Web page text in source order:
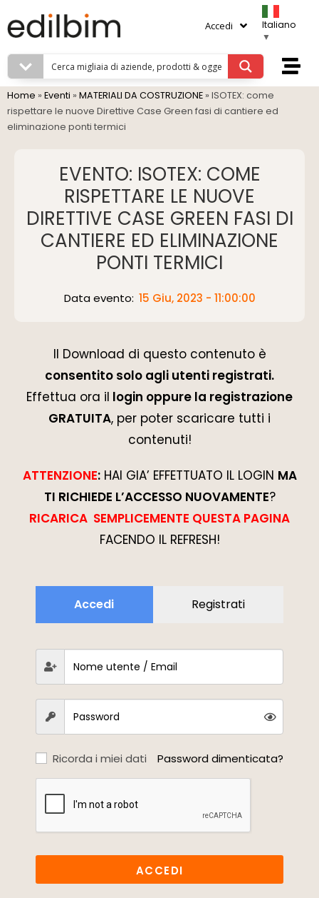
Accedi
Italiano
▼
Home » Eventi » MATERIALI DA COSTRUZIONE » ISOTEX: come
rispettare le nuove Direttive Case Green fasi di cantiere ed
eliminazione ponti termici
EVENTO: ISOTEX: COME
RISPETTARE LE NUOVE
DIRETTIVE CASE GREEN FASI DI
CANTIERE ED ELIMINAZIONE
PONTI TERMICI
Data evento: 15 Giu, 2023 - 11:00:00
Il Download di questo contenuto è
consentito solo agli utenti registrati.
Effettua ora il login oppure la registrazione
GRATUITA, per poter scaricare tutti i
contenuti!
ATTENZIONE:HAI GIA’ EFFETTUATO IL LOGIN MA
TI RICHIEDE L’ACCESSO NUOVAMENTE?
RICARICA SEMPLICEMENTE QUESTA PAGINA
FACENDO IL REFRESH!
Accedi Registrati
Ricorda i miei dati Password dimenticata?
ACCEDI